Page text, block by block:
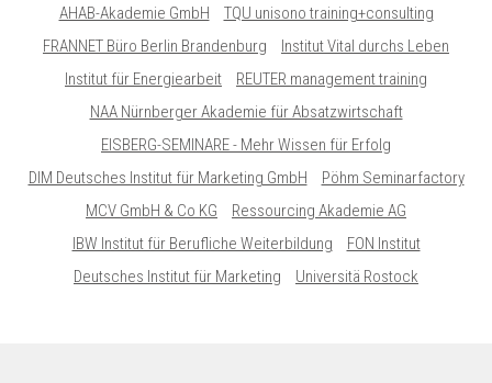
AHAB-Akademie GmbH
TQU unisono training+consulting
FRANNET Büro Berlin Brandenburg
Institut Vital durchs Leben
Institut für Energiearbeit
REUTER management training
NAA Nürnberger Akademie für Absatzwirtschaft
EISBERG-SEMINARE - Mehr Wissen für Erfolg
DIM Deutsches Institut für Marketing GmbH
Pöhm Seminarfactory
MCV GmbH & Co KG
Ressourcing Akademie AG
IBW Institut für Berufliche Weiterbildung
FON Institut
Deutsches Institut für Marketing
Universitä Rostock